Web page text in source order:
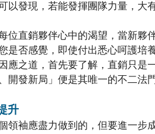
以發現，若能發揮團隊力量，大
位直銷夥伴心中的渴望，當新夥
是否感覺，即使付出悉心呵護培
應之道，首先要了解，直銷只是
開發新局」便是其唯一的不二法門
升
領袖應盡力做到的，但要進一